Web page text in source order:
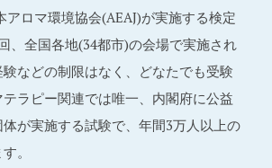
アロマ環境協会(AEAJ)が実施する検定
、全国各地(34都市)の会場で実施され
などの制限はなく、どなたでも受験
ラピー関連では唯一、内閣府に公益
が実施する試験で、年間3万人以上の
。